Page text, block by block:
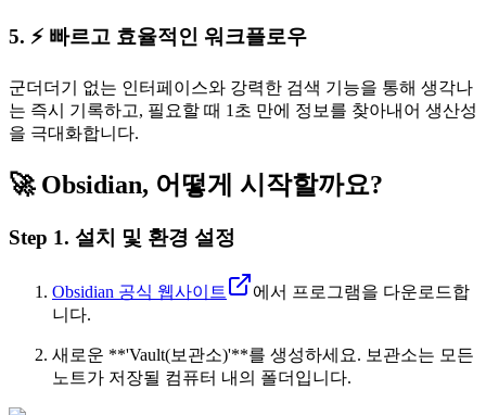
5. ⚡ 빠르고 효율적인 워크플로우
군더더기 없는 인터페이스와 강력한 검색 기능을 통해 생각나
는 즉시 기록하고, 필요할 때 1초 만에 정보를 찾아내어 생산성
을 극대화합니다.
🚀 Obsidian, 어떻게 시작할까요?
Step 1. 설치 및 환경 설정
Obsidian 공식 웹사이트
에서 프로그램을 다운로드합
니다.
새로운 **'Vault(보관소)'**를 생성하세요. 보관소는 모든
노트가 저장될 컴퓨터 내의 폴더입니다.